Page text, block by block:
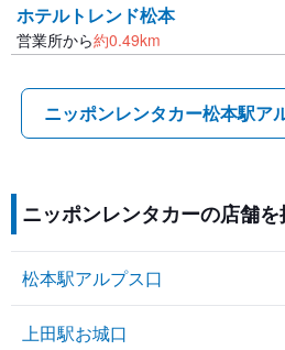
ホテルトレンド松本
営業所から約0.49km
ニッポンレンタカー松本駅ア
ニッポンレンタカーの店舗
松本駅アルプス口
上田駅お城口